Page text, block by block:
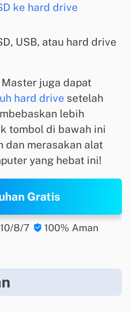
ke hard drive
USB, atau hard drive
juga dapat
hard drive setelah
lebih
tombol di bawah ini
dan merasakan alat
yang hebat ini!
Gratis
8/7  100% Aman